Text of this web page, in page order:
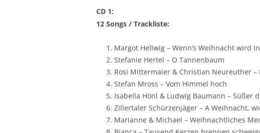
CD 1:
12 Songs / Trackliste:
Margot Hellwig – Wenn’s Weihnacht wird
Stefanie Hertel – O Tannenbaum
Rosi Mittermaier & Christian Neureuther
Stefan Mross – Vom Himmel hoch
Isabella Hönl & Ludwig Baumann – Süßer
Zillertaler Schürzenjäger – A Weihnacht,
Marianne & Michael – Weihnachtliches